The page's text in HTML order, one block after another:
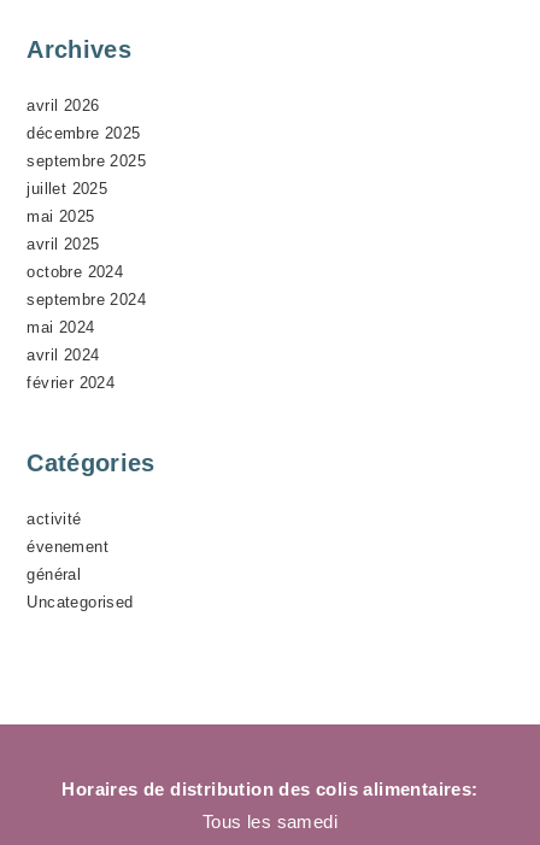
Archives
avril 2026
décembre 2025
septembre 2025
juillet 2025
mai 2025
avril 2025
octobre 2024
septembre 2024
mai 2024
avril 2024
février 2024
Catégories
activité
évenement
général
Uncategorised
Horaires de distribution des colis alimentaires:
Tous les samedi